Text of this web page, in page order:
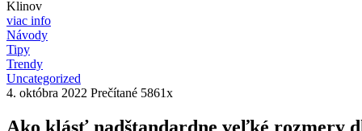
Klinov
viac info
Návody
Tipy
Trendy
Uncategorized
4. októbra 2022 Prečítané 5861x